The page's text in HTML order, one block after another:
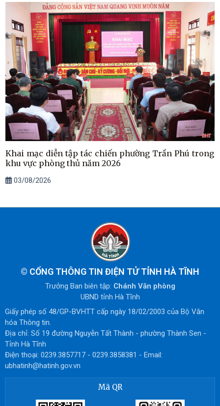
Khai mạc diễn tập tác chiến phường Trần Phú trong
khu vực phòng thủ năm 2026
03/08/2026
© CỔNG THÔNG TIN ĐIỆN TỬ TỈNH HÀ TĨNH
Trưởng Ban biên tập: Chánh Văn phòng
UBND tỉnh Hà Tĩnh
Giấy phép số 48/GP-BVHTT cấp ngày 18/02/2003 của Bộ Văn
hóa Thông tin.
Địa chỉ: Số 19 đường Nguyễn Tất Thành - phường Thành Sen -
Tỉnh Hà Tĩnh
Điện thoại: 0239.3857717 - 0239.3858381 - Email:
ubhatinh@hatinh.gov.vn
Mã QR